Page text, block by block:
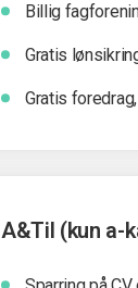
Billig
Gratis
Gratis
A&Til (kun a-